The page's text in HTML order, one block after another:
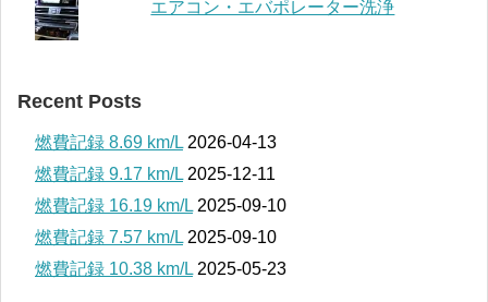
エアコン・エバポレーター洗浄
Recent Posts
燃費記録 8.69 km/L 2026-04-13
燃費記録 9.17 km/L 2025-12-11
燃費記録 16.19 km/L 2025-09-10
燃費記録 7.57 km/L 2025-09-10
燃費記録 10.38 km/L 2025-05-23